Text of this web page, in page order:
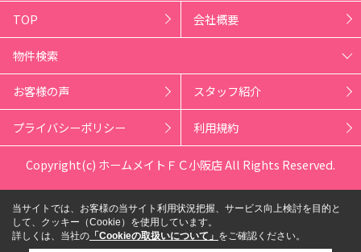
TOP 会社概要
物件検索
お客様の声 スタッフ紹介
プライバシーポリシー 利用規約
Copyright(c) ホームメイトＦＣ小阪店 All Rights Reserved.
当サイトでは、お客様の当サイト利用状況把握、サービス向上検討を目的と
して、クッキー（Cookie）を使用しています。
詳しくは、当社の 「Cookieの取扱いについて」 をご確認ください。